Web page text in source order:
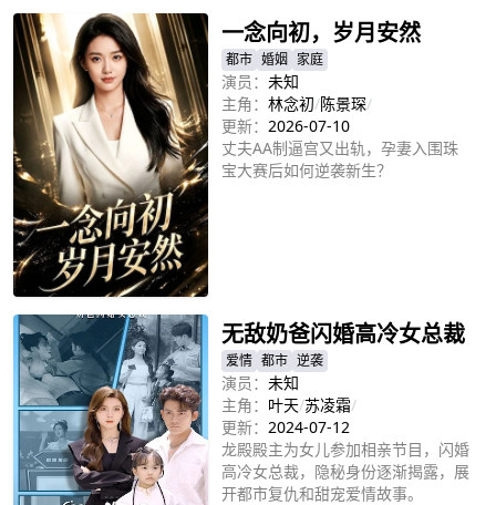
一念向初，岁月安然
都市 婚姻 家庭
演员： 未知
主角： 林念初/陈景琛/
更新： 2026-07-10
丈夫AA制逼宫又出轨，孕妻入围珠
宝大赛后如何逆袭新生？
无敌奶爸闪婚高冷女总裁
爱情 都市 逆袭
演员： 未知
主角： 叶天/苏凌霜/
更新： 2024-07-12
龙殿殿主为女儿参加相亲节目，闪婚
高冷女总裁，隐秘身份逐渐揭露，展
开都市复仇和甜宠爱情故事。